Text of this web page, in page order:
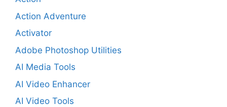
Action Adventure
Activator
Adobe Photoshop Utilities
AI Media Tools
AI Video Enhancer
AI Video Tools